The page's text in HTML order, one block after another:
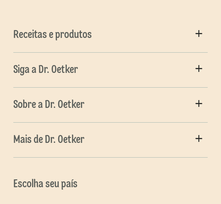
Receitas e produtos
Siga a Dr. Oetker
Sobre a Dr. Oetker
Mais de Dr. Oetker
Escolha seu país